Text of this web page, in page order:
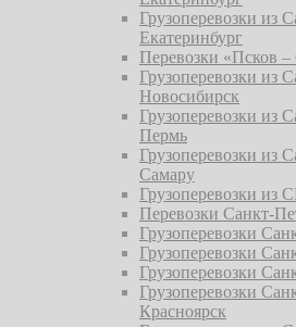
Грузоперевозки из
Екатеринбург
Перевозки «Псков –
Грузоперевозки из
Новосибирск
Грузоперевозки из
Пермь
Грузоперевозки из
Самару
Грузоперевозки из
Перевозки Санкт-
Грузоперевозки
Грузоперевозки
Грузоперевозки
Грузоперевозки
Красноярск